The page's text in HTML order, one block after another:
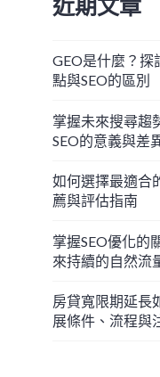
近期文章
GEO是什麼？探
點與SEO的區別
掌握未來搜尋趨
SEO的意義與差
如何選擇最適合
薦與評估指南
掌握SEO優化的
來持續的自然流
房貸寬限期延長
展條件、流程與